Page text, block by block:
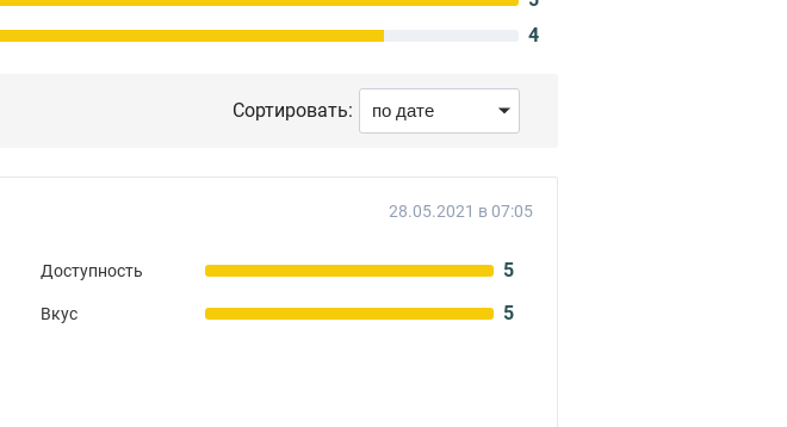
4
Сортировать:
28.05.2021 в 07:05
Доступность 5
Вкус 5